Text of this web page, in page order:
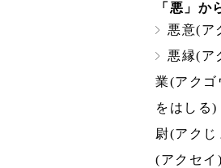
「悪」か
悪意(ア
悪縁(ア
業(アクゴ
をはしる)
尉(アクじ
(アクセイ)